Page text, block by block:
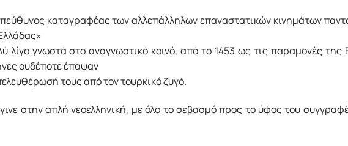
καταγραφέας των αλλεπάλληλων επαναστατικών κινημάτων
λίγο γνωστά στο αναγνωστικό κοινό, από το 1453 ως τις παραμονές
ουδέποτε έπαψαν
τους από τον τουρκικό ζυγό.
στην απλή νεοελληνική, με όλο το σεβασμό προς το ύφος του